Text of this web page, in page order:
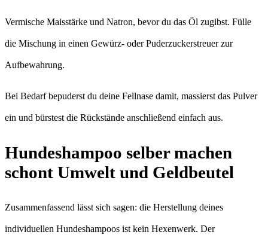
Vermische Maisstärke und Natron, bevor du das Öl zugibst. Fülle
die Mischung in einen Gewürz- oder Puderzuckerstreuer zur
Aufbewahrung.
Bei Bedarf bepuderst du deine Fellnase damit, massierst das Pulver
ein und bürstest die Rückstände anschließend einfach aus.
Hundeshampoo selber machen
schont Umwelt und Geldbeutel
Zusammenfassend lässt sich sagen: die Herstellung deines
individuellen Hundeshampoos ist kein Hexenwerk. Der